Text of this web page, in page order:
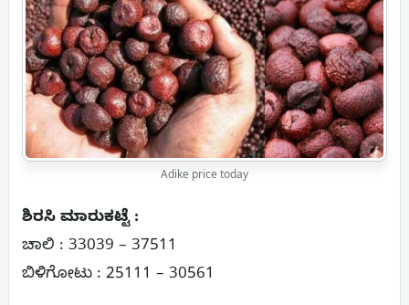
Adike price today
ಶಿರಸಿ ಮಾರುಕಟ್ಟೆ :
ಚಾಲಿ : 33039 – 37511
ಬಿಳಿಗೋಟು : 25111 – 30561